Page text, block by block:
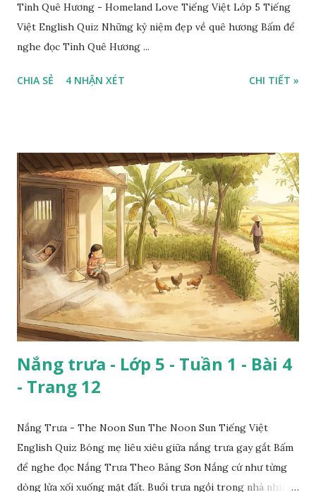
Tình Quê Hương - Homeland Love Tiếng Việt Lớp 5 Tiếng
Việt English Quiz Những kỷ niệm đẹp về quê hương Bấm để
nghe đọc Tình Quê Hương ...
CHIA SẺ 4 NHẬN XÉT CHI TIẾT »
Nắng trưa - Lớp 5 - Tuần 1 - Bài 4
- Trang 12
Nắng Trưa - The Noon Sun The Noon Sun Tiếng Việt
English Quiz Bóng mẹ liêu xiêu giữa nắng trưa gay gắt Bấm
để nghe đọc Nắng Trưa Theo Băng Sơn Nắng cứ như từng
dòng lửa xối xuống mặt đất. Buổi trưa ngồi trong nhà nhìn